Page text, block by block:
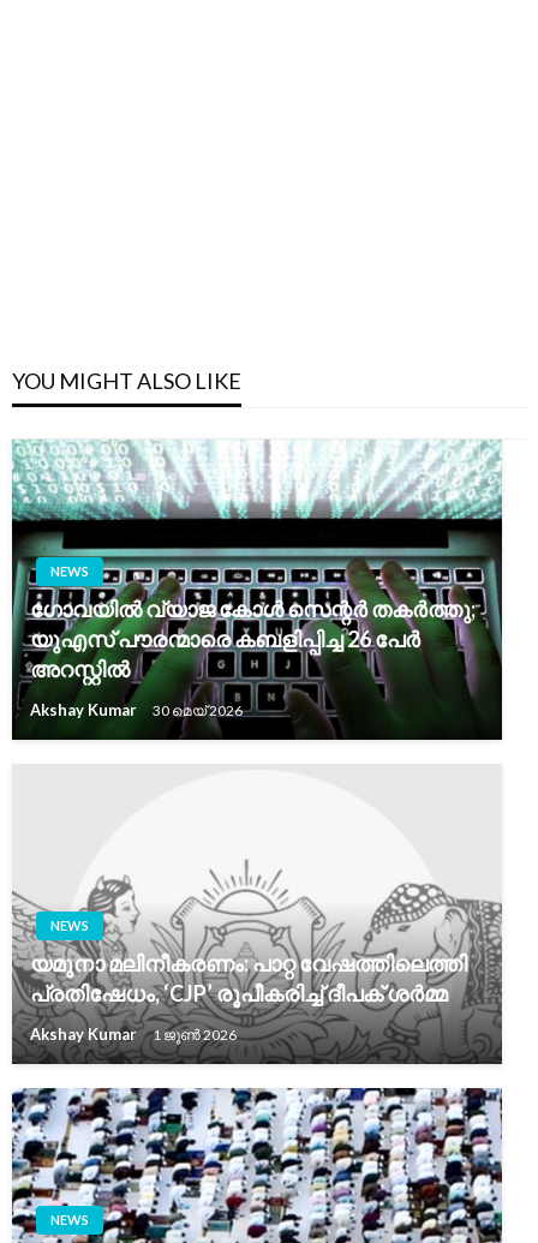
YOU MIGHT ALSO LIKE
NEWS
ഗോവയിൽ വ്യാജ കോൾ സെന്റർ തകർത്തു;
യുഎസ് പൗരന്മാരെ കബളിപ്പിച്ച 26 പേർ
അറസ്റ്റിൽ
Akshay Kumar 30 മെയ്‌ 2026
NEWS
യമുനാ മലിനീകരണം: പാറ്റ വേഷത്തിലെത്തി
പ്രതിഷേധം, ‘CJP’ രൂപീകരിച്ച് ദീപക് ശർമ്മ
Akshay Kumar 1 ജൂൺ 2026
NEWS